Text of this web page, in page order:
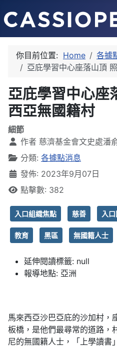
你目前位置: Home
各據
亞庇學習中心座落山頂
亞庇學習中心座
西亞無國籍村
細節
作者 慈濟基金會文史處潘
分類: 各據點消息
發佈: 2023年9月07日
點擊數: 382
入口組織焦點 慈善 入
教育 黑區 無國籍人士
延伸閱讀標籤: null
報導地點: 亞洲
馬來西亞沙巴亞庇的沙加村，
板橋，是他們最尋常的道路，
尼的無國籍人士，「上學讀書